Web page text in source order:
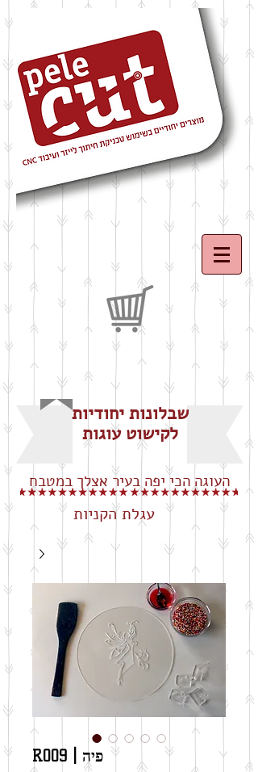
שבלונות יחודיות
לקישוט עוגות
העוגה הכי יפה בעיר אצלך במטבח
עגלת הקניות
R009 | פיה